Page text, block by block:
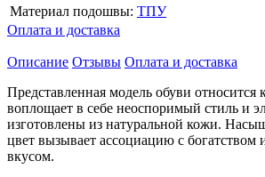
Материал подошвы: ТПУ
Оплата и доставка
Описание Отзывы Оплата и доставка
Представленная модель обуви относится
воплощает в себе неоспоримый стиль и
изготовлены из натуральной кожи.
цвет вызывает ассоциацию с
вкусом.